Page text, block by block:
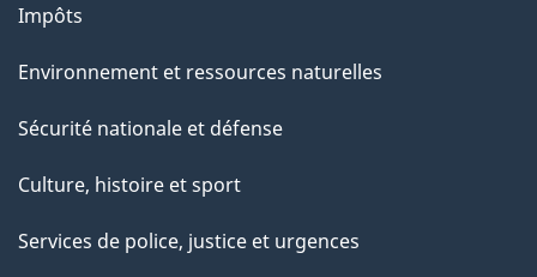
Impôts
Environnement et ressources naturelles
Sécurité nationale et défense
Culture, histoire et sport
Services de police, justice et urgences